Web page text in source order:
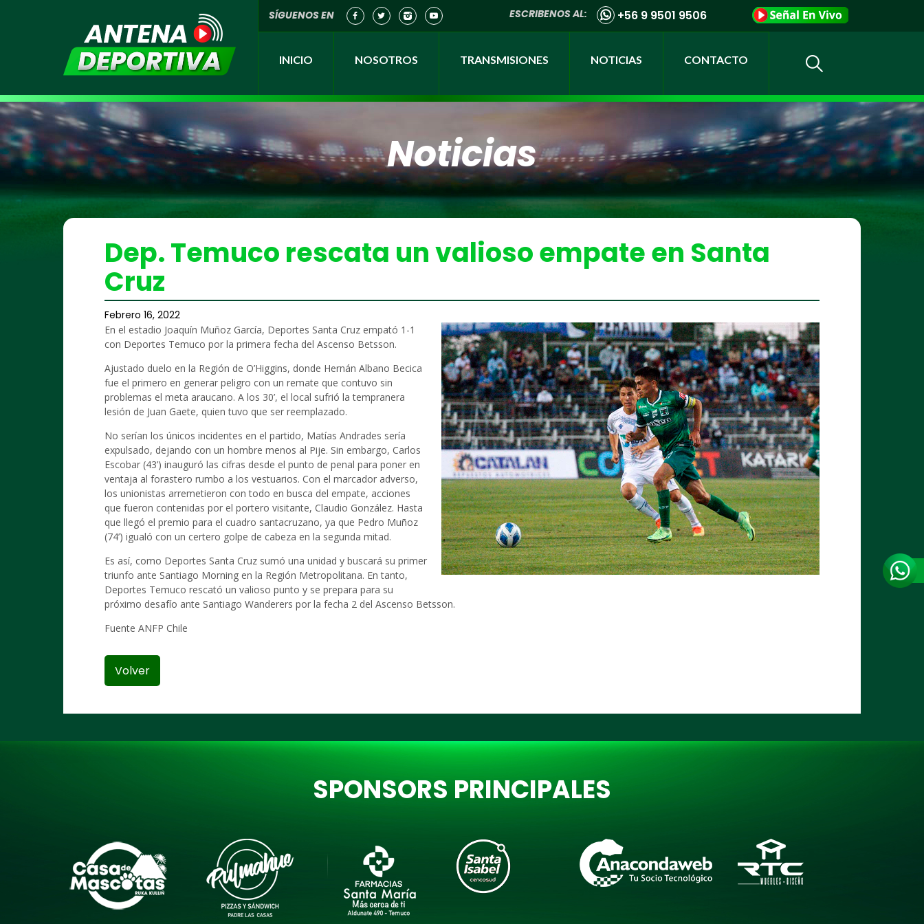
SÍGUENOS EN ESCRIBENOS AL: +56 9 9501 9506
INICIO NOSOTROS TRANSMISIONES NOTICIAS CONTACTO
Noticias
Dep. Temuco rescata un valioso empate en Santa
Cruz
Febrero 16, 2022
En el estadio Joaquín Muñoz García, Deportes Santa Cruz empató 1-1
con Deportes Temuco por la primera fecha del Ascenso Betsson.
Ajustado duelo en la Región de O’Higgins, donde Hernán Albano Becica
fue el primero en generar peligro con un remate que contuvo sin
problemas el meta araucano. A los 30’, el local sufrió la tempranera
lesión de Juan Gaete, quien tuvo que ser reemplazado.
No serían los únicos incidentes en el partido, Matías Andrades sería
expulsado, dejando con un hombre menos al Pije. Sin embargo, Carlos
Escobar (43’) inauguró las cifras desde el punto de penal para poner en
ventaja al forastero rumbo a los vestuarios. Con el marcador adverso,
los unionistas arremetieron con todo en busca del empate, acciones
que fueron contenidas por el portero visitante, Claudio González. Hasta
que llegó el premio para el cuadro santacruzano, ya que Pedro Muñoz
(74’) igualó con un certero golpe de cabeza en la segunda mitad.
Es así, como Deportes Santa Cruz sumó una unidad y buscará su primer
triunfo ante Santiago Morning en la Región Metropolitana. En tanto,
Deportes Temuco rescató un valioso punto y se prepara para su
próximo desafío ante Santiago Wanderers por la fecha 2 del Ascenso Betsson.
Fuente ANFP Chile
Volver
SPONSORS PRINCIPALES